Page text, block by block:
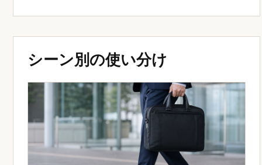
シーン別の使い分け